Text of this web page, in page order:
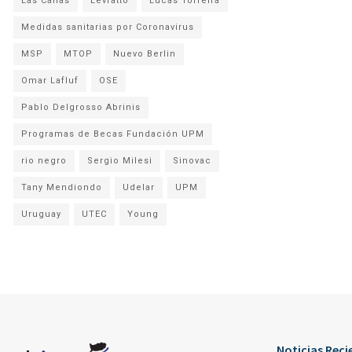
Medidas sanitarias por Coronavirus
MSP MTOP Nuevo Berlin
Omar Lafluf OSE
Pablo Delgrosso Abrinis
Programas de Becas Fundación UPM
rio negro Sergio Milesi Sinovac
Tany Mendiondo Udelar UPM
Uruguay UTEC Young